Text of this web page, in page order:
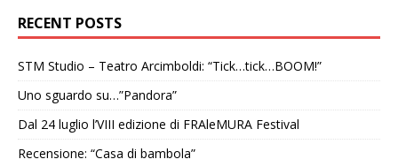
RECENT POSTS
STM Studio – Teatro Arcimboldi: “Tick…tick…BOOM!”
Uno sguardo su…”Pandora”
Dal 24 luglio l’VIII edizione di FRAleMURA Festival
Recensione: “Casa di bambola”